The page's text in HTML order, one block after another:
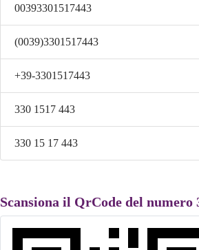
00393301517443
(0039)3301517443
+39-3301517443
330 1517 443
330 15 17 443
Scansiona il QrCode del numero